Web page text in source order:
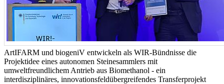
ArtIFARM und biogeniV entwickeln als WIR-Bündnisse die
Projektidee eines autonomen Steinesammlers mit
umweltfreundlichem Antrieb aus Biomethanol - ein
interdisziplinäres, innovationsfeldübergreifendes Transferprojekt